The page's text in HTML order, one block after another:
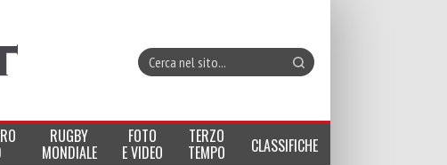
RUGBY
MONDIALE
FOTO
E VIDEO
TERZO
TEMPO CLASSIFICHE